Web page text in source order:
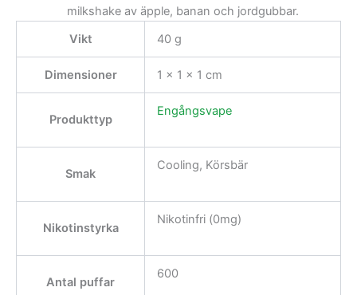
milkshake av äpple, banan och jordgubbar.
Vikt
40 g
Dimensioner 1 × 1 × 1 cm
Produkttyp
Engångsvape
Smak
Cooling, Körsbär
Nikotinstyrka
Nikotinfri (0mg)
Antal puffar
600